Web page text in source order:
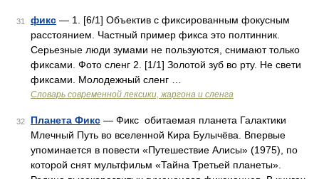
31 фикс — 1. [6/1] Объектив с фиксированным фокусным
расстоянием. Частный пример фикса это полтинник.
Серьезные люди зумами не пользуются, снимают только
фиксами. Фото сленг 2. [1/1] Золотой зуб во рту. Не свети
фиксами. Молодежный сленг …
Cловарь современной лексики, жаргона и сленга
32 Планета Фикс — Фикс обитаемая планета Галактики
Млечный Путь во вселенной Кира Булычёва. Впервые
упоминается в повести «Путешествие Алисы» (1975), по
которой снят мультфильм «Тайна Третьей планеты».